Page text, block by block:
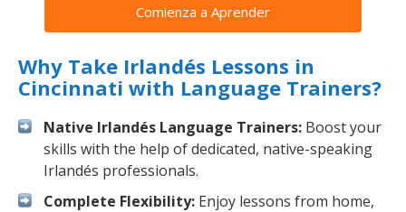
Comienza a Aprender
Why Take Irlandés Lessons in
Cincinnati with Language Trainers?
Native Irlandés Language Trainers: Boost your
skills with the help of dedicated, native-speaking
Irlandés professionals.
Complete Flexibility: Enjoy lessons from home,